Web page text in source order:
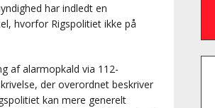
har indledt en
hvorfor Rigspolitiet ikke på
af alarmopkald via 112-
der overordnet beskriver
kan mere generelt